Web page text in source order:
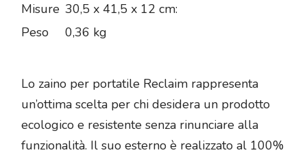
Misure 30,5 x 41,5 x 12 cm:
Peso
0,36 kg
Lo zaino per portatile Reclaim rappresenta
un’ottima scelta per chi desidera un prodotto
ecologico e resistente senza rinunciare alla
funzionalità. Il suo esterno è realizzato al 100%